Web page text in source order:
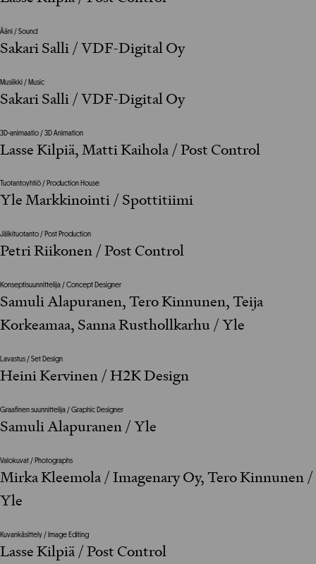
Ääni / Sound
Sakari Salli / VDF-Digital Oy
Musiikki / Music
Sakari Salli / VDF-Digital Oy
3D-animaatio / 3D Animation
Lasse Kilpiä, Matti Kaihola / Post Control
Tuotantoyhtiö / Production House
Yle Markkinointi / Spottitiimi
Jälkituotanto / Post Production
Petri Riikonen / Post Control
Konseptisuunnittelija / Concept Designer
Samuli Alapuranen, Tero Kinnunen, Teija
Korkeamaa, Sanna Rusthollkarhu / Yle
Lavastus / Set Design
Heini Kervinen / H2K Design
Graafinen suunnittelija / Graphic Designer
Samuli Alapuranen / Yle
Valokuvat / Photographs
Mirka Kleemola / Imagenary Oy, Tero Kinnunen /
Yle
Kuvankäsittely / Image Editing
Lasse Kilpiä / Post Control